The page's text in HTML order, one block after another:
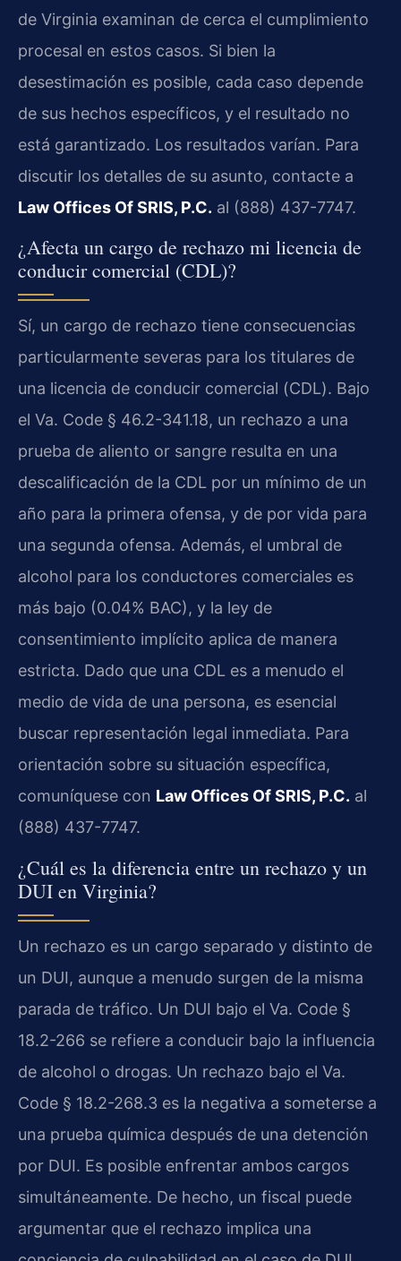
de Virginia examinan de cerca el cumplimiento
procesal en estos casos. Si bien la
desestimación es posible, cada caso depende
de sus hechos específicos, y el resultado no
está garantizado. Los resultados varían. Para
discutir los detalles de su asunto, contacte a
Law Offices Of SRIS, P.C. al (888) 437-7747.
¿Afecta un cargo de rechazo mi licencia de
conducir comercial (CDL)?
Sí, un cargo de rechazo tiene consecuencias
particularmente severas para los titulares de
una licencia de conducir comercial (CDL). Bajo
el Va. Code § 46.2-341.18, un rechazo a una
prueba de aliento or sangre resulta en una
descalificación de la CDL por un mínimo de un
año para la primera ofensa, y de por vida para
una segunda ofensa. Además, el umbral de
alcohol para los conductores comerciales es
más bajo (0.04% BAC), y la ley de
consentimiento implícito aplica de manera
estricta. Dado que una CDL es a menudo el
medio de vida de una persona, es esencial
buscar representación legal inmediata. Para
orientación sobre su situación específica,
comuníquese con Law Offices Of SRIS, P.C. al
(888) 437-7747.
¿Cuál es la diferencia entre un rechazo y un
DUI en Virginia?
Un rechazo es un cargo separado y distinto de
un DUI, aunque a menudo surgen de la misma
parada de tráfico. Un DUI bajo el Va. Code §
18.2-266 se refiere a conducir bajo la influencia
de alcohol o drogas. Un rechazo bajo el Va.
Code § 18.2-268.3 es la negativa a someterse a
una prueba química después de una detención
por DUI. Es posible enfrentar ambos cargos
simultáneamente. De hecho, un fiscal puede
argumentar que el rechazo implica una